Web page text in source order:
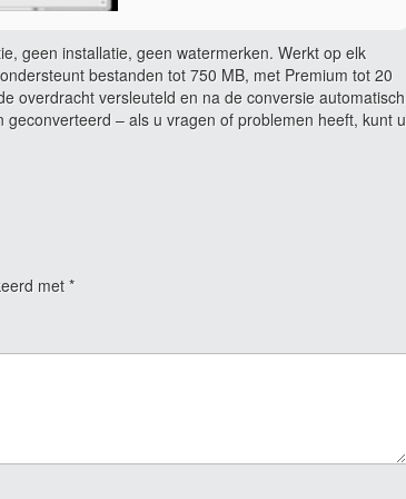
geen installatie, geen watermerken. Werkt op elk
bestanden tot 750 MB, met Premium tot 20
overdracht versleuteld en na de conversie automatisch
– als u vragen of problemen heeft, kunt u
met *